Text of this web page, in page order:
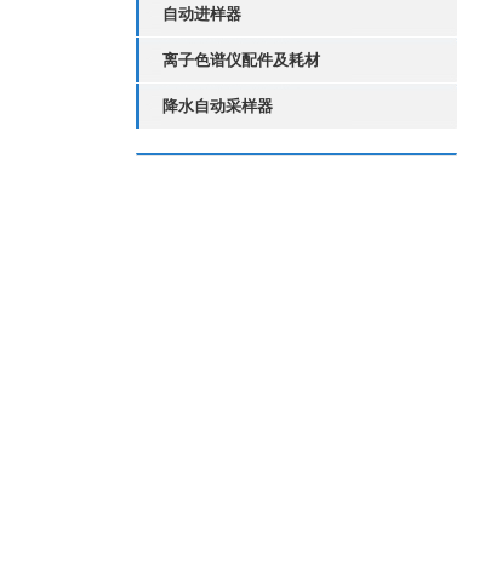
自动进样器
离子色谱仪配件及耗材
降水自动采样器